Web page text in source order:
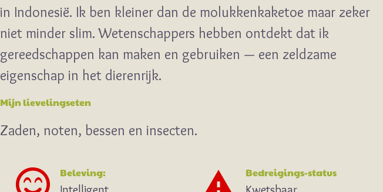
in Indonesië. Ik ben kleiner dan de molukkenkaketoe maar zeker
niet minder slim. Wetenschappers hebben ontdekt dat ik
gereedschappen kan maken en gebruiken — een zeldzame
eigenschap in het dierenrijk.
Mijn lievelingseten
Zaden, noten, bessen en insecten.
Beleving: Bedreigings-status